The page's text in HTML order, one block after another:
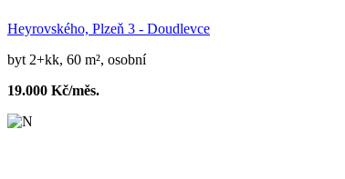
Heyrovského, Plzeň 3 - Doudlevce
byt 2+kk, 60 m², osobní
19.000 Kč/měs.